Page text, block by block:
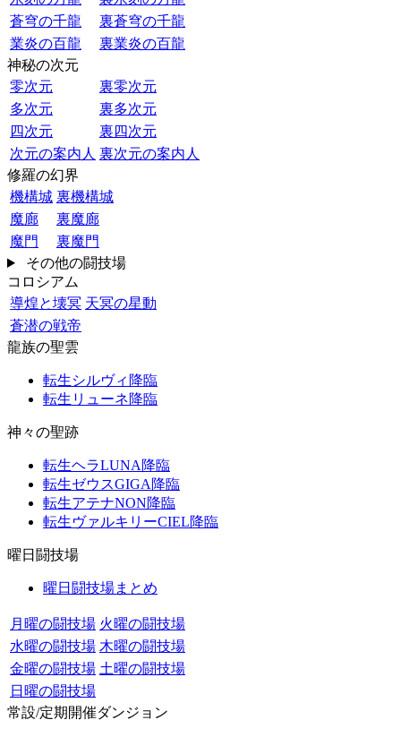
蒼穹の千龍
裏蒼穹の千龍
業炎の百龍
裏業炎の百龍
神秘の次元
零次元
裏零次元
多次元
裏多次元
四次元
裏四次元
次元の案内人 裏次元の案内人
修羅の幻界
機構城 裏機構城
魔廊
裏魔廊
魔門
裏魔門
その他の闘技場
コロシアム
導煌と壊冥 天冥の星動
蒼潜の戦帝
龍族の聖雲
転生シルヴィ降臨
転生リューネ降臨
神々の聖跡
転生ヘラLUNA降臨
転生ゼウスGIGA降臨
転生アテナNON降臨
転生ヴァルキリーCIEL降臨
曜日闘技場
曜日闘技場まとめ
月曜の闘技場 火曜の闘技場
水曜の闘技場 木曜の闘技場
金曜の闘技場 土曜の闘技場
日曜の闘技場
常設/定期開催ダンジョン